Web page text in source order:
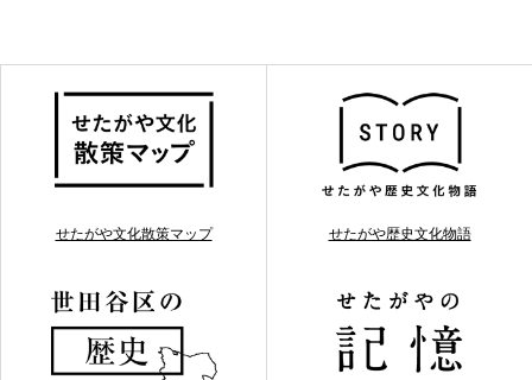
せたがや文化散策マップ せたがや歴史文化物語